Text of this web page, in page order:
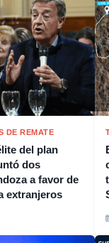
DE REMATE
del plan
dos
a favor de
extranjeros